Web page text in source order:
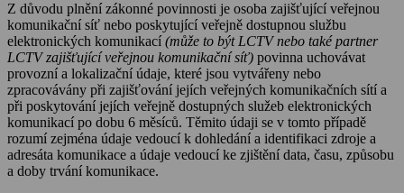
Z důvodu plnění zákonné povinnosti je osoba zajišťující veřejnou
komunikační síť nebo poskytující veřejně dostupnou službu
elektronických komunikací (může to být LCTV nebo také partner
LCTV zajišťující veřejnou komunikační síť) povinna uchovávat
provozní a lokalizační údaje, které jsou vytvářeny nebo
zpracovávány při zajišťování jejích veřejných komunikačních sítí a
při poskytování jejích veřejně dostupných služeb elektronických
komunikací po dobu 6 měsíců. Těmito údaji se v tomto případě
rozumí zejména údaje vedoucí k dohledání a identifikaci zdroje a
adresáta komunikace a údaje vedoucí ke zjištění data, času, způsobu
a doby trvání komunikace.